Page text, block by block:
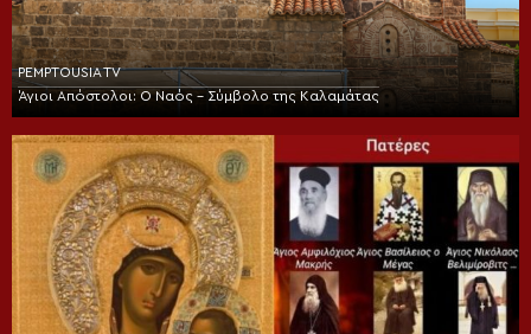
PEMPTOUSIA TV
Άγιοι Απόστολοι: Ο Ναός – Σύμβολο της Καλαμάτας